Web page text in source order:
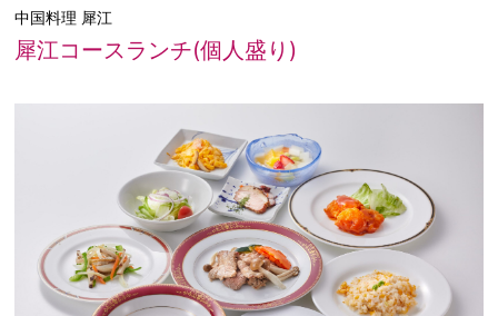
中国料理 犀江
犀江コースランチ(個人盛り)